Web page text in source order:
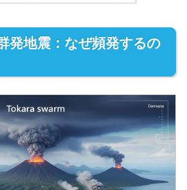
発地震：なぜ頻発するの